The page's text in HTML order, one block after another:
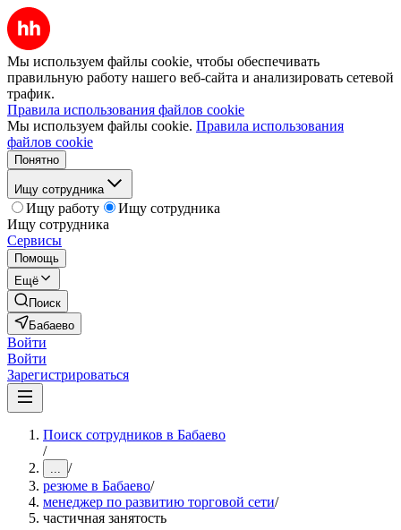
Мы используем файлы cookie, чтобы обеспечивать
правильную работу нашего веб-сайта и анализировать сетевой
трафик.
Правила использования файлов cookie
Мы используем файлы cookie. Правила использования
файлов cookie
Понятно
Ищу сотрудника
Ищу работу
Ищу сотрудника
Ищу сотрудника
Сервисы
Помощь
Ещё
Поиск
Бабаево
Войти
Войти
Зарегистрироваться
Поиск сотрудников в Бабаево
/
... /
резюме в Бабаево/
менеджер по развитию торговой сети/
частичная занятость